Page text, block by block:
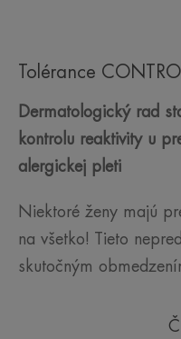
Tolérance
Dermatologický rad
kontrolu reaktivity u
alergickej pleti
Niektoré ženy majú
na všetko! Tieto
skutočným